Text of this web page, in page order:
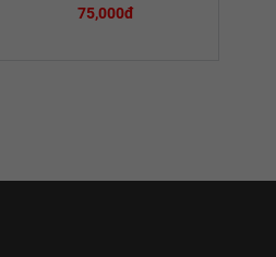
75,000đ